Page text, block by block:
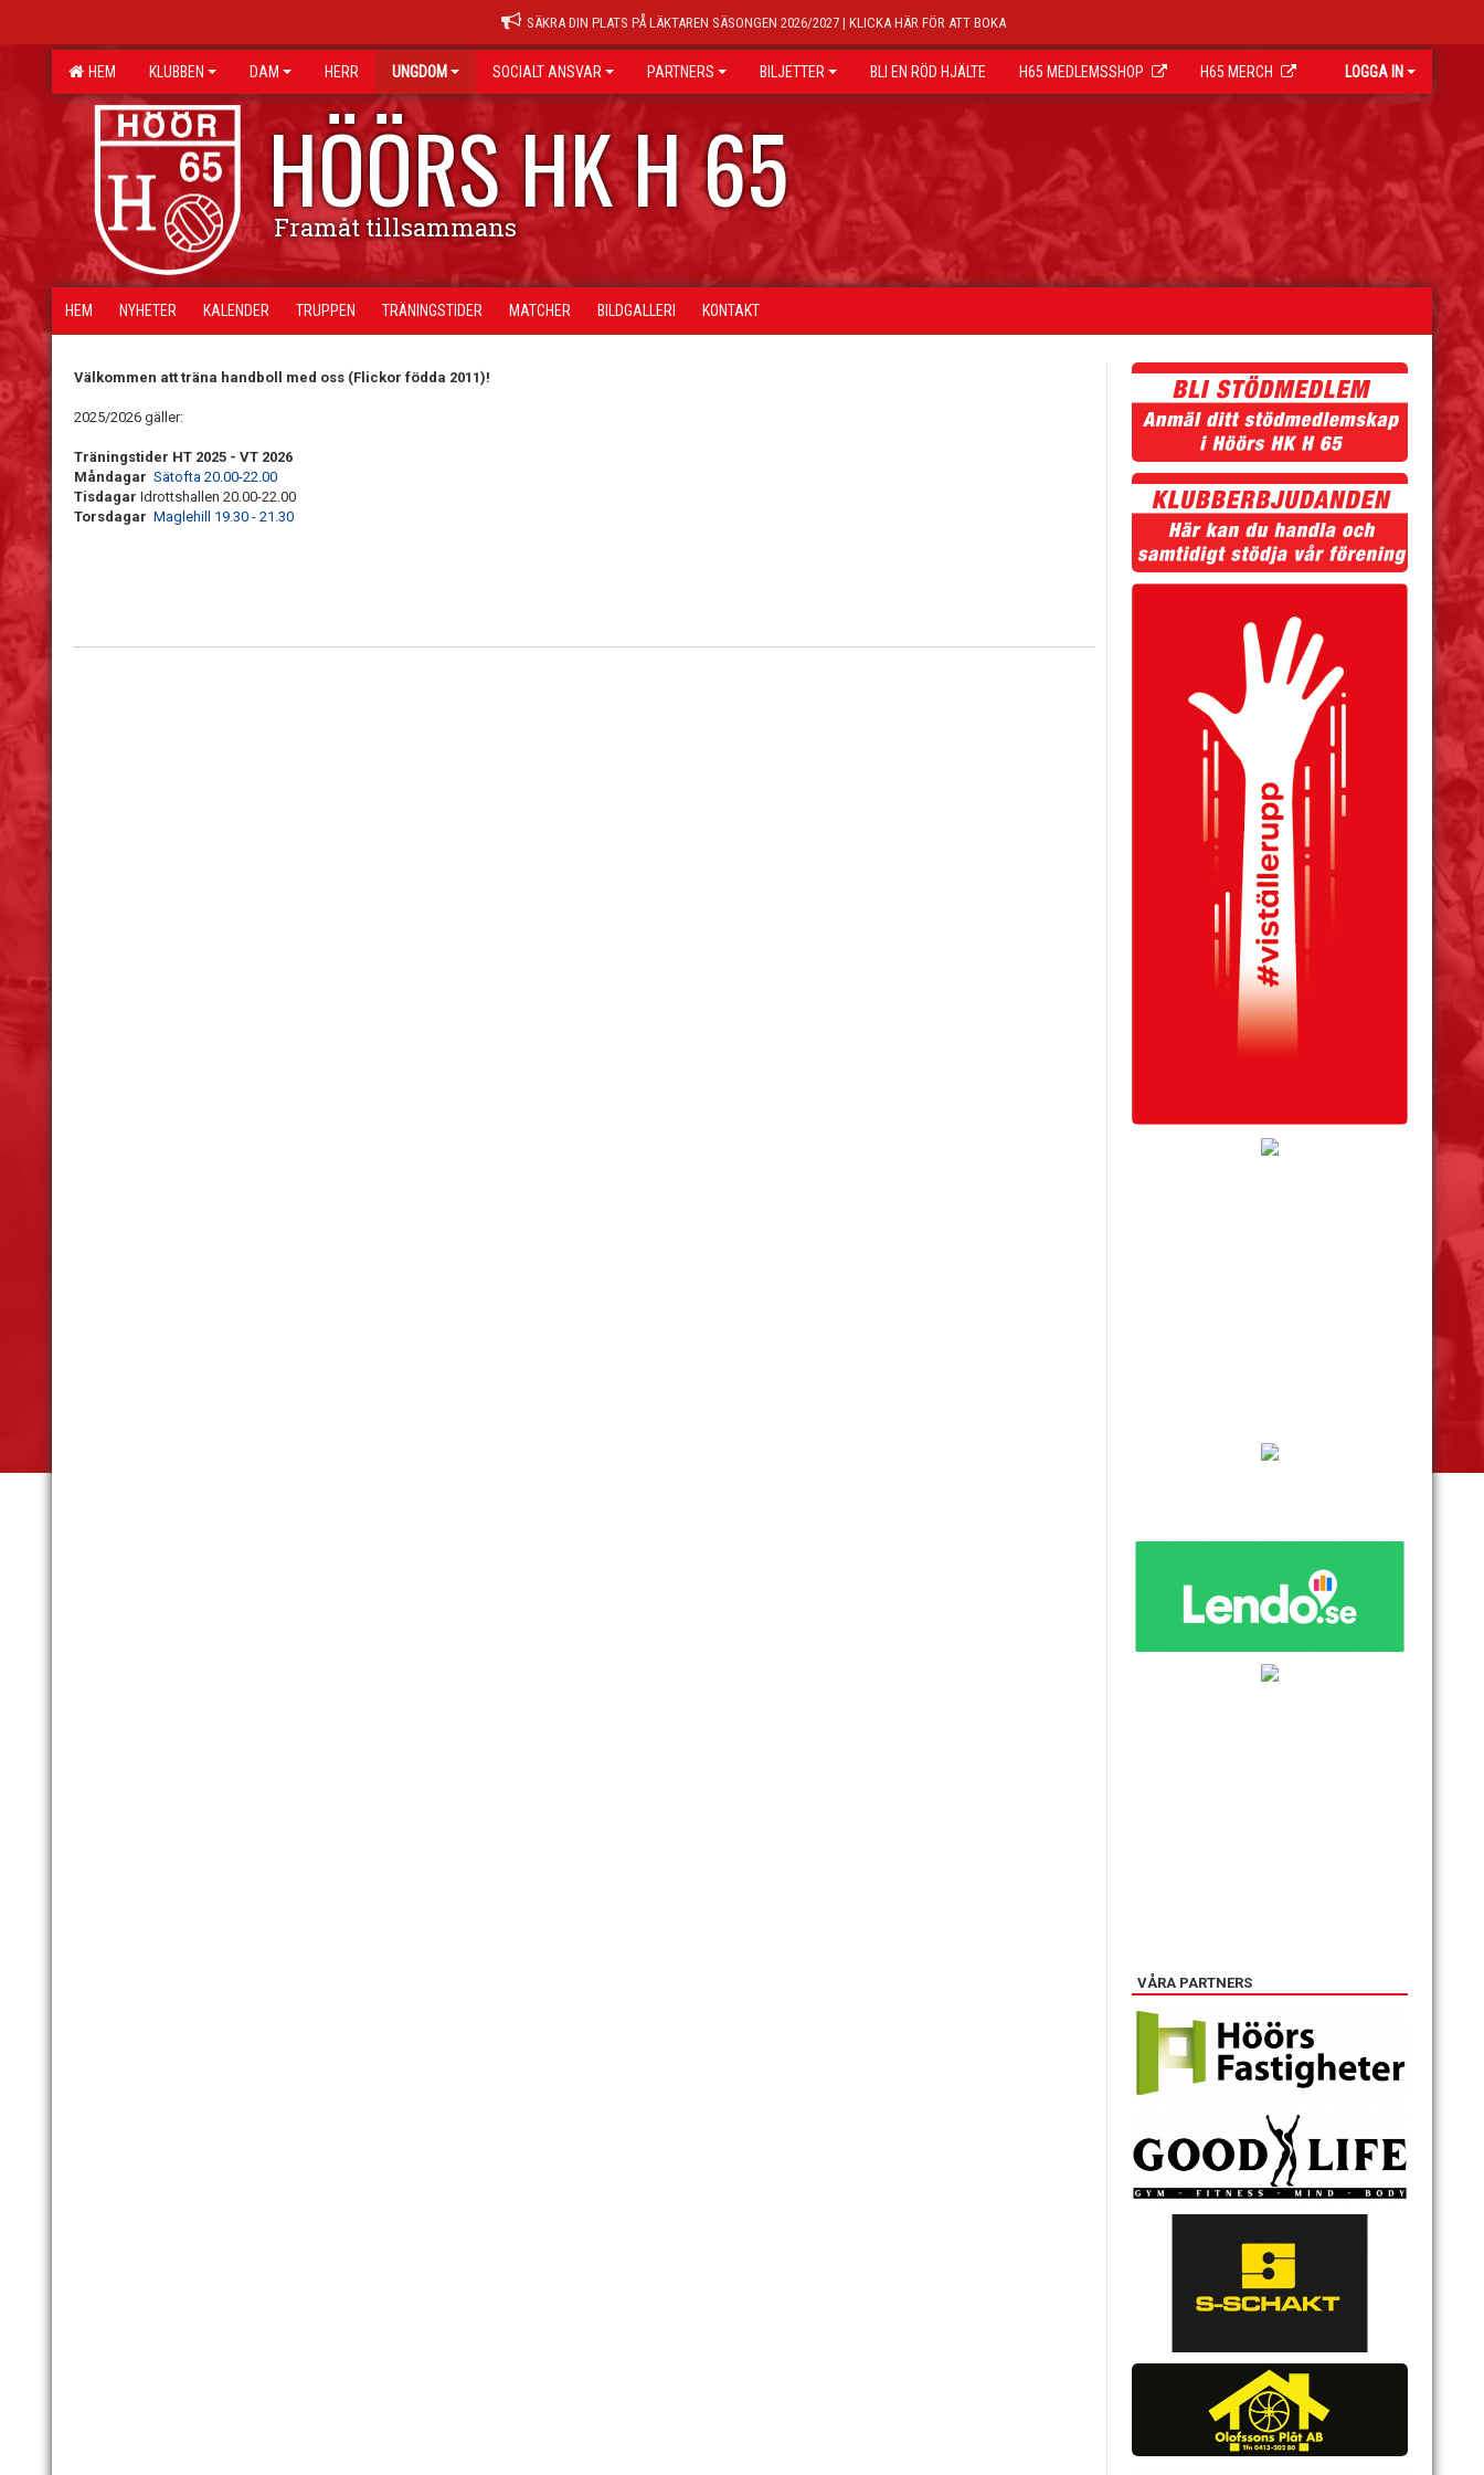
SÄKRA DIN PLATS PÅ LÄKTAREN SÄSONGEN 2026/2027 | KLICKA HÄR FÖR ATT BOKA
HEM KLUBBEN DAM HERR UNGDOM SOCIALT ANSVAR PARTNERS BILJETTER BLI EN RÖD HJÄLTE H65 MEDLEMSSHOP H65 MERCH LOGGA IN
HÖÖRS HK H 65
Framåt tillsammans
HEM NYHETER KALENDER TRUPPEN TRÄNINGSTIDER MATCHER BILDGALLERI KONTAKT
Välkommen att träna handboll med oss (Flickor födda 2011)!
2025/2026 gäller:
Träningstider HT 2025 - VT 2026
Måndagar Sätofta 20.00-22.00
Tisdagar Idrottshallen 20.00-22.00
Torsdagar Maglehill 19.30 - 21.30
VÅRA PARTNERS